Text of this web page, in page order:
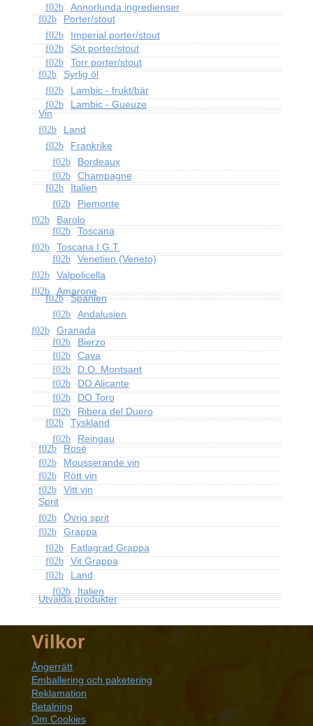
Annorlunda ingredienser
Porter/stout
Imperial porter/stout
Söt porter/stout
Torr porter/stout
Syrlig öl
Lambic - frukt/bär
Lambic - Gueuze
Vin
Land
Frankrike
Bordeaux
Champagne
Italien
Piemonte
Barolo
Toscana
Toscana I.G.T.
Venetien (Veneto)
Valpolicella
Amarone
Spanien
Andalusien
Granada
Bierzo
Cava
D.O. Montsant
DO Alicante
DO Toro
Ribera del Duero
Tyskland
Reingau
Rosé
Mousserande vin
Rött vin
Vitt vin
Sprit
Övrig sprit
Grappa
Fatlagrad Grappa
Vit Grappa
Land
Italien
Utvalda produkter
Vilkor
Ångerrätt
Emballering och paketering
Reklamation
Betalning
Om Cookies